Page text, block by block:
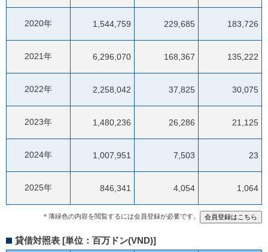
2020年 1,544,759 229,685 183,726
2021年 6,296,070 168,367 135,222
2022年 2,258,042 37,825 30,075
2023年 1,480,236 26,286 21,125
2024年 1,007,951 7,503 23
2025年 846,341 4,054 1,064
＊薄緑色の内容を閲覧するには会員登録が必要です。
貸借対照表 [単位：百万ドン(VND)]